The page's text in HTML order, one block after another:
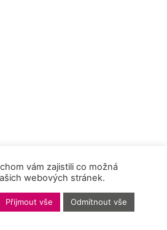
vám zajistili co možná
webových stránek.
Přijmout vše Odmítnout vše